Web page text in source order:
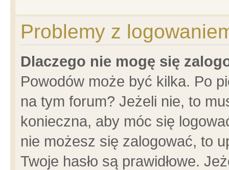
Problemy z
Dlaczego nie mogę się
Powodów może być kilka. Po
na tym forum? Jeżeli nie, to
konieczna, aby móc się
nie możesz się zalogować, to
Twoje hasło są prawidłowe.